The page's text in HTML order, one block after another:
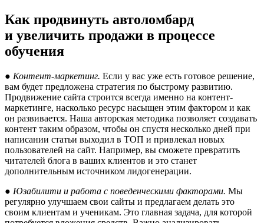
Как продвинуть автоломбард
и увеличить продажи в процессе
обучения
● Контент-маркетинг. Если у вас уже есть готовое решение,
вам будет предложена стратегия по быстрому развитию.
Продвижение сайта строится всегда именно на контент-
маркетинге, насколько ресурс насыщен этим фактором и как
он развивается. Наша авторская методика позволяет создавать
контент таким образом, чтобы он спустя несколько дней при
написании статьи выходил в ТОП и привлекал новых
пользователей на сайт. Например, вы сможете превратить
читателей блога в ваших клиентов и это станет
дополнительным источником лидогенерации.
● Юзабилити и работа с поведенческими факторами. Мы
регулярно улучшаем свои сайты и предлагаем делать это
своим клиентам и ученикам. Это главная задача, для которой